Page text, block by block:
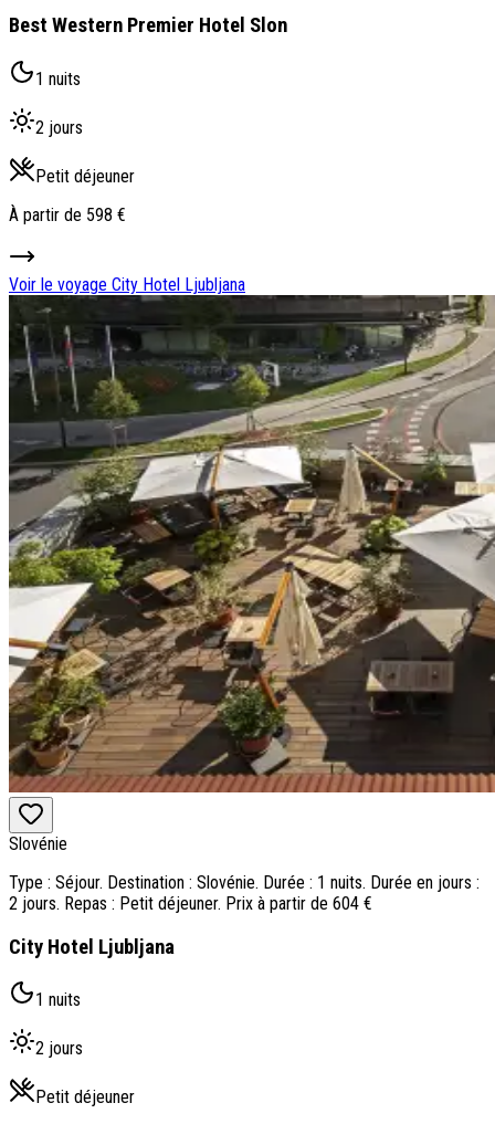
Best Western Premier Hotel Slon
1 nuits
2 jours
Petit déjeuner
À partir de 598 €
Voir le voyage City Hotel Ljubljana
Slovénie
Type : Séjour. Destination : Slovénie. Durée : 1 nuits. Durée en jours :
2 jours. Repas : Petit déjeuner. Prix à partir de 604 €
City Hotel Ljubljana
1 nuits
2 jours
Petit déjeuner